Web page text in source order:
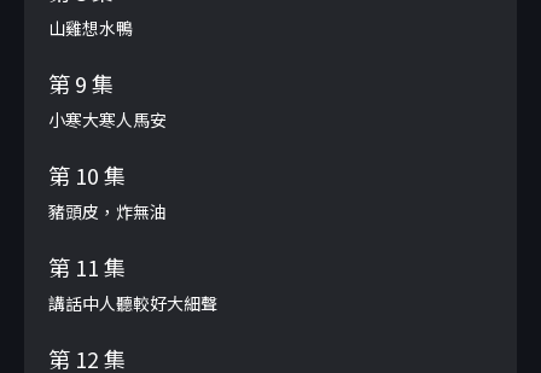
山雞想水鴨
第 9 集
小寒大寒人馬安
第 10 集
豬頭皮，炸無油
第 11 集
講話中人聽較好大細聲
第 12 集